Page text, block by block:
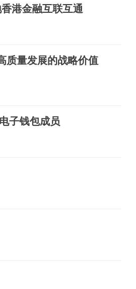
港金融互联互通
质量发展的战略价值
子钱包成员